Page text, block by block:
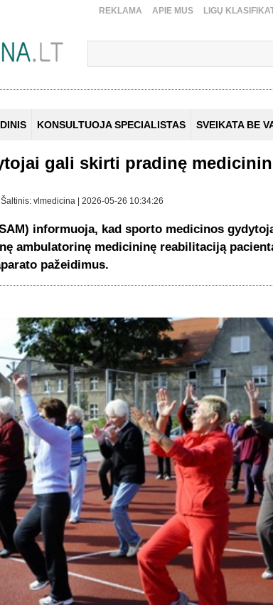
REKLAMA APIE MUS LIGŲ
KONSULTUOJA SPECIALISTAS SVEIKATA BE
gali skirti pradinę
Šaltinis: vlmedicina | 2026-05-26 10:34:26
informuoja, kad sporto medicinos
ambulatorinę medicininę reabilitaciją
pažeidimus.